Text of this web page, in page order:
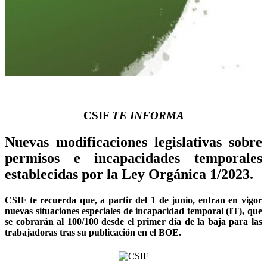
CSIF TE INFORMA
Nuevas modificaciones legislativas sobre
permisos e incapacidades temporales
establecidas por la Ley Orgánica 1/2023.
CSIF te recuerda que, a partir del 1 de junio, entran en vigor
nuevas situaciones especiales de incapacidad temporal (IT), que
se cobrarán al 100/100 desde el primer día de la baja para las
trabajadoras tras su publicación en el BOE.